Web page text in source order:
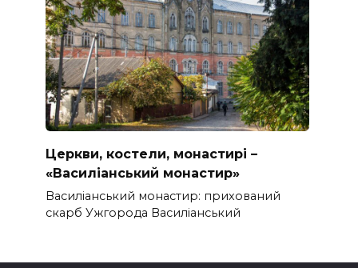
Церкви, костели, монастирі –
«Василіанський монастир»
Василіанський монастир: прихований
скарб Ужгорода Василіанський